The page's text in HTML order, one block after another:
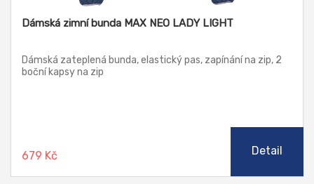
Dámská zimní bunda MAX NEO LADY LIGHT
Dámská zateplená bunda, elastický pas, zapínání na zip, 2
boční kapsy na zip
679 Kč Detail